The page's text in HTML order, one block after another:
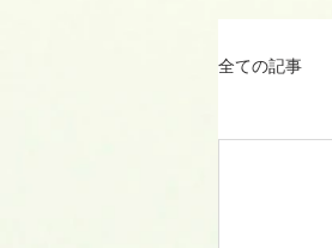
全ての記事
涸沼川